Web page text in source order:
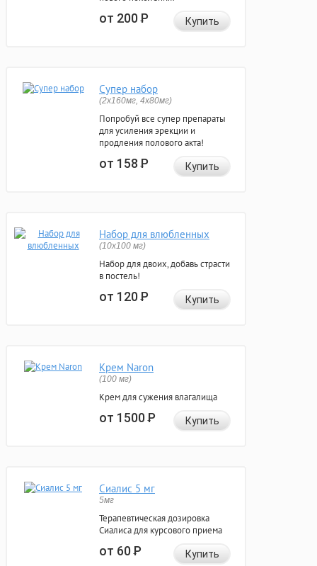
от 200Р Купить
Супер набор
(2х160мг, 4х80мг)
Попробуй все супер препараты
для усиления эрекции и
продления полового акта!
от 158Р Купить
Набор для влюбленных
(10х100 мг)
Набор для двоих, добавь страсти
в постель!
от 120Р Купить
Крем Naron
(100 мг)
Крем для сужения влагалища
от 1500Р Купить
Сиалис 5 мг
5мг
Терапевтическая дозировка
Сиалиса для курсового приема
от 60Р Купить